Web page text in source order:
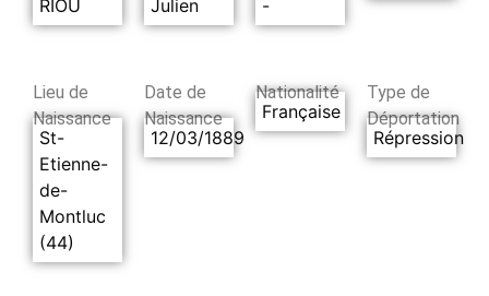
RIOU Julien -
Lieu de
Naissance
St-
Etienne-
de-
Montluc
(44)
Date de
Naissance
12/03/1889
Nationalité
Française
Type de
Déportation
Répression